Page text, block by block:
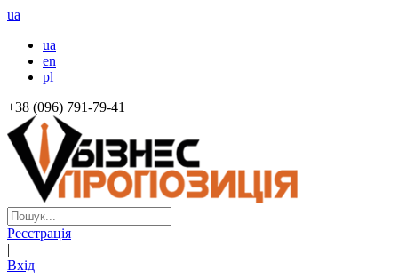
ua
ua
en
pl
+38 (096) 791-79-41
Реєстрація
|
Вхід